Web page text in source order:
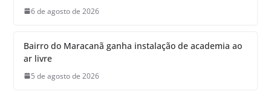
6 de agosto de 2026
Bairro do Maracanã ganha instalação de academia ao
ar livre
5 de agosto de 2026